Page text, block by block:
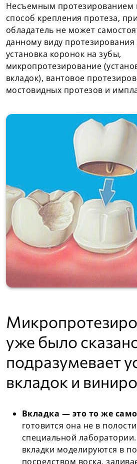
Несъемным протезированием
способ крепления протеза,
обладатель не может
данному виду протезирования
установка коронок на зубы,
микропротезирование
вкладок), вантовое
мостовидных протезов и
уже было
подразумевает
вкладок и
Вкладка — это то же
готовится она не в
специальной
вкладки моделируются в
посредством воска,